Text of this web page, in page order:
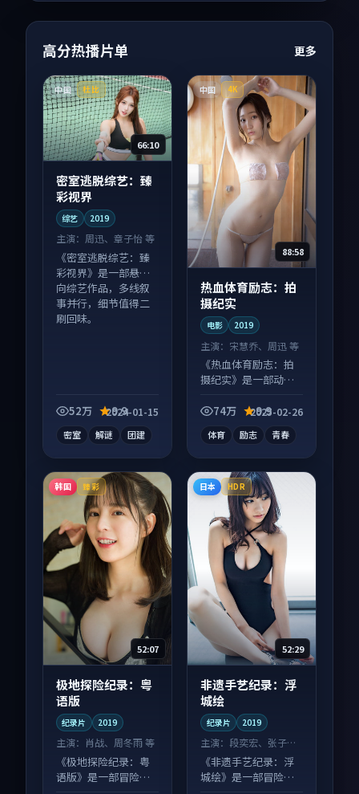
高分热播片单 更多
中国 杜比
66:10
密室逃脱综艺：臻
彩视界
综艺 2019
主演： 周迅、章子怡 等
《密室逃脱综艺：臻
彩视界》是一部悬疑
向综艺作品，多线叙
事并行，细节值得二
刷回味。
52万 9.9
2024-01-15
密室 解谜 团建
中国 4K
88:58
热血体育励志：拍
摄纪实
电影 2019
主演： 宋慧乔、周迅 等
《热血体育励志：拍
摄纪实》是一部动作
论度高，适合配弹幕
74万 9.9
2025-02-26
体育 励志 青春
韩国 臻彩
52:07
极地探险纪录：粤
语版
纪录片 2019
主演： 肖战、周冬雨 等
《极地探险纪录：粤
语版》是一部冒险向
日本 HDR
52:29
非遗手艺纪录：浮
城绘
纪录片 2019
主演：段奕宏、张子枫
等
《非遗手艺纪录：浮
城绘》是一部冒险向